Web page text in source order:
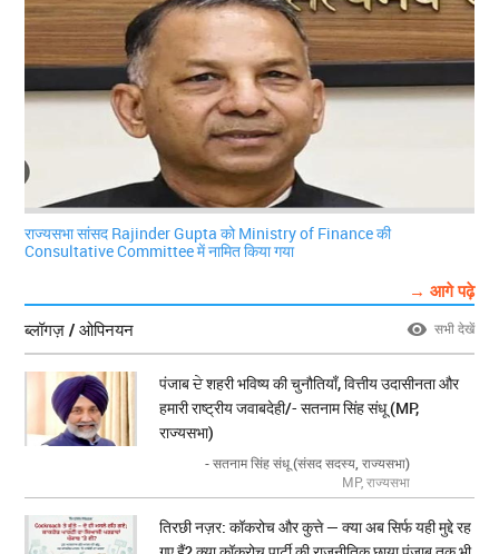
राज्यसभा सांसद Rajinder Gupta को Ministry of Finance की
Consultative Committee में नामित किया गया
→ आगे पढ़े
ब्लॉगज़ / ओपिनयन
सभी देखें
पंजाब ਦੇ शहरी भविष्य की चुनौतियाँ, वित्तीय उदासीनता और
हमारी राष्ट्रीय जवाबदेही/- सतनाम सिंह संधू (MP,
राज्यसभा)
- सतनाम सिंह संधू (संसद सदस्य, राज्यसभा)
MP, राज्यसभा
तिरछी नज़र: कॉकरोच और कुत्ते — क्या अब सिर्फ यही मुद्दे रह